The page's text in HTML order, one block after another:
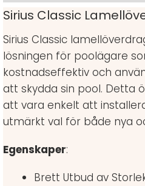
Sirius Classic
Sirius Classic
lösningen för poolägare
kostnadseffektiv och
att skydda sin pool. Detta
att vara enkelt att
utmärkt val för både nya
Egenskaper:
Brett Utbud av